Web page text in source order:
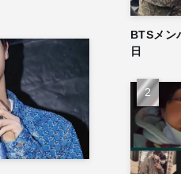
BTSメン
日